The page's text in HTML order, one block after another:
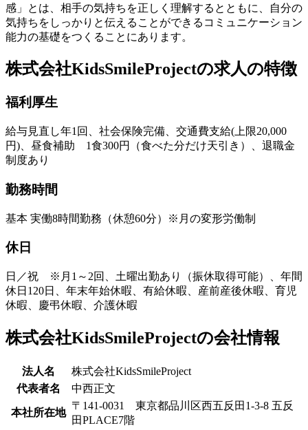
感」とは、 相手の気持ちを正しく理解するとともに、自分の
気持ちをしっかりと伝えることができる コミュニケーション
能力の基礎をつくることにあります。
株式会社KidsSmileProjectの求人の特徴
福利厚生
給与見直し年1回、社会保険完備、交通費支給(上限20,000
円)、昼食補助 1食300円（食べた分だけ天引き）、退職金
制度あり
勤務時間
基本 実働8時間勤務（休憩60分）※月の変形労働制
休日
日／祝 ※月1～2回、土曜出勤あり（振休取得可能）、年間
休日120日、年末年始休暇、有給休暇、産前産後休暇、育児
休暇、慶弔休暇、介護休暇
株式会社KidsSmileProjectの会社情報
法人名
株式会社KidsSmileProject
代表者名
中西正文
本社所在地
〒141-0031 東京都品川区西五反田1-3-8 五反
田PLACE7階